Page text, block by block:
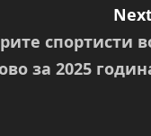
спортисти
за 2025